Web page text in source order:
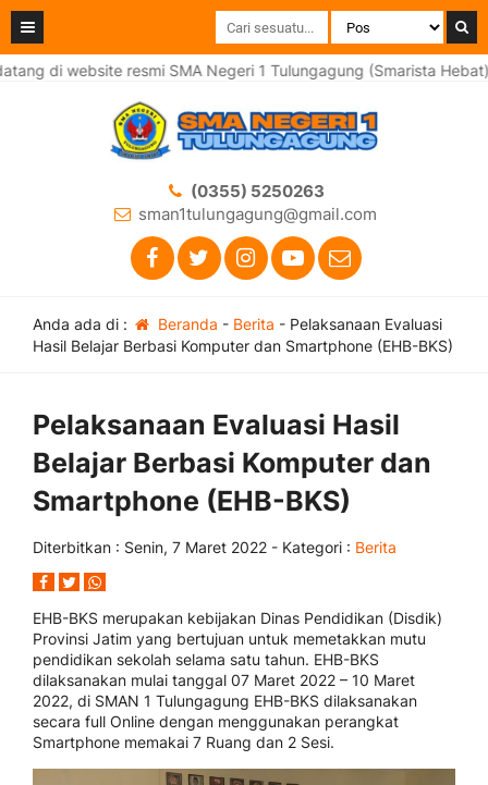
di website resmi SMA Negeri 1 Tulungagung (Smarista Hebat)
(0355) 5250263
sman1tulungagung@gmail.com
Anda ada di : Beranda - Berita - Pelaksanaan Evaluasi
Hasil Belajar Berbasi Komputer dan Smartphone (EHB-BKS)
Pelaksanaan Evaluasi Hasil
Belajar Berbasi Komputer dan
Smartphone (EHB-BKS)
Diterbitkan : Senin, 7 Maret 2022 - Kategori : Berita
EHB-BKS merupakan kebijakan Dinas Pendidikan (Disdik)
Provinsi Jatim yang bertujuan untuk memetakkan mutu
pendidikan sekolah selama satu tahun. EHB-BKS
dilaksanakan mulai tanggal 07 Maret 2022 – 10 Maret
2022, di SMAN 1 Tulungagung EHB-BKS dilaksanakan
secara full Online dengan menggunakan perangkat
Smartphone memakai 7 Ruang dan 2 Sesi.